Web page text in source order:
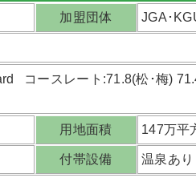
加盟団体 JGA･
コースレート:71.8(松･梅)
用地面積 147万平
付帯設備 温泉あり